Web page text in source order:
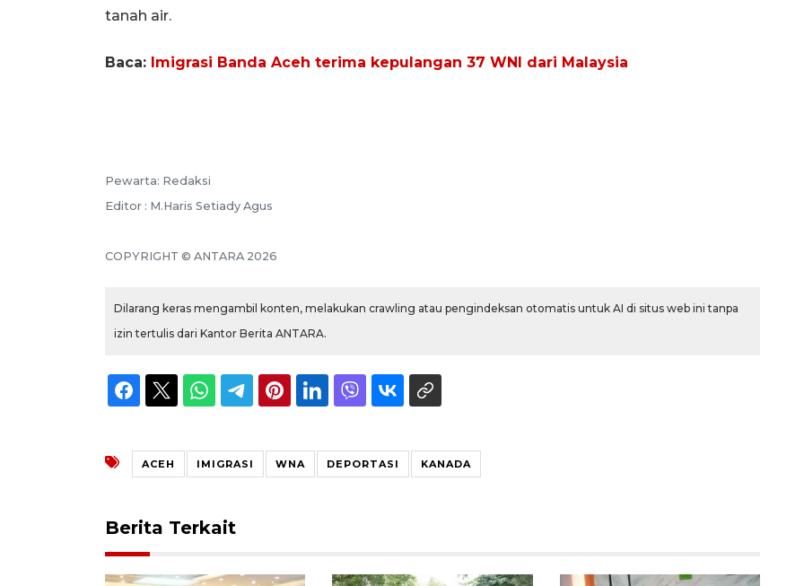
tanah air.
Baca: Imigrasi Banda Aceh terima kepulangan 37 WNI dari Malaysia
Pewarta: Redaksi
Editor : M.Haris Setiady Agus
COPYRIGHT © ANTARA 2026
Dilarang keras mengambil konten, melakukan crawling atau pengindeksan otomatis untuk AI di situs web ini tanpa
izin tertulis dari Kantor Berita ANTARA.
ACEH IMIGRASI WNA DEPORTASI KANADA
Berita Terkait
2026-08-06 18:45:00